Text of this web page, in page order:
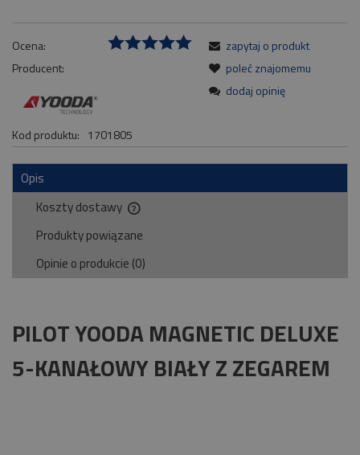
Ocena:
Producent:
Kod produktu: 1701805
zapytaj o produkt
poleć znajomemu
dodaj opinię
Opis
Koszty dostawy
Cena nie zawiera ewentualnych kosztów płatności
Produkty powiązane
Opinie o produkcie (0)
PILOT YOODA MAGNETIC DELUXE
5-KANAŁOWY BIAŁY Z ZEGAREM